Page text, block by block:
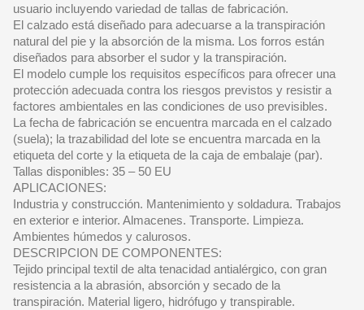
usuario incluyendo variedad de tallas de fabricación.
El calzado está diseñado para adecuarse a la transpiración
natural del pie y la absorción de la misma. Los forros están
diseñados para absorber el sudor y la transpiración.
El modelo cumple los requisitos específicos para ofrecer una
protección adecuada contra los riesgos previstos y resistir a
factores ambientales en las condiciones de uso previsibles.
La fecha de fabricación se encuentra marcada en el calzado
(suela); la trazabilidad del lote se encuentra marcada en la
etiqueta del corte y la etiqueta de la caja de embalaje (par).
Tallas disponibles: 35 – 50 EU
APLICACIONES:
Industria y construcción. Mantenimiento y soldadura. Trabajos
en exterior e interior. Almacenes. Transporte. Limpieza.
Ambientes húmedos y calurosos.
DESCRIPCION DE COMPONENTES:
Tejido principal textil de alta tenacidad antialérgico, con gran
resistencia a la abrasión, absorción y secado de la
transpiración. Material ligero, hidrófugo y transpirable.